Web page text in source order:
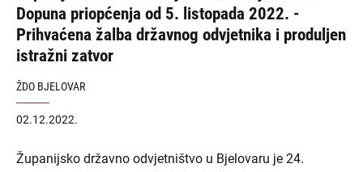
Dopuna priopćenja od 5. listopada 2022. -
Prihvaćena žalba državnog odvjetnika i produljen
istražni zatvor
ŽDO BJELOVAR
02.12.2022.
Županijsko državno odvjetništvo u Bjelovaru je 24.